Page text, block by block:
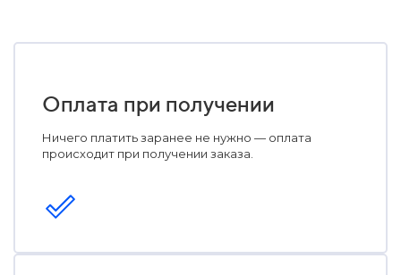
Оплата при получении
Ничего платить заранее не нужно — оплата
происходит при получении заказа.